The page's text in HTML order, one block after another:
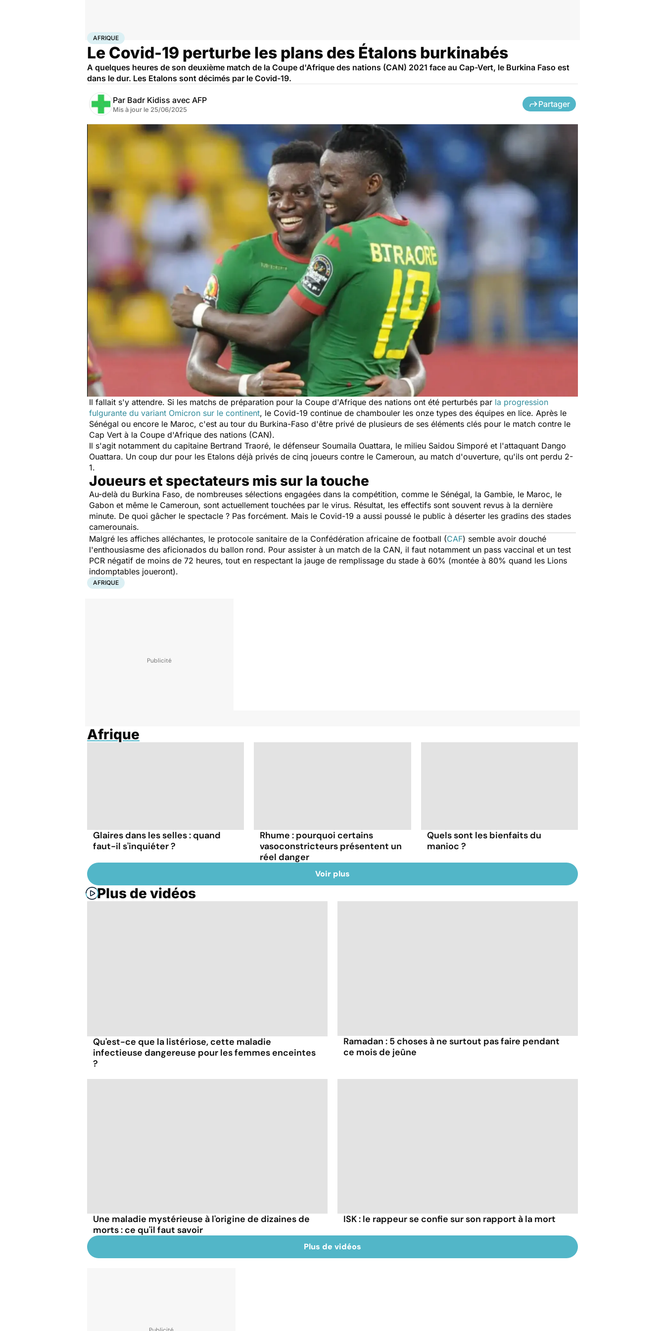
AccueilSantéSociété
AFRIQUE
Le Covid-19 perturbe les plans des Étalons burkinabés
A quelques heures de son deuxième match de la Coupe d'Afrique des nations (CAN) 2021 face au Cap-Vert, le Burkina Faso est
dans le dur. Les Etalons sont décimés par le Covid-19.
Par Badr Kidiss avec AFP
Mis à jour le 25/06/2025
Partager
Il fallait s'y attendre. Si les matchs de préparation pour la Coupe d'Afrique des nations ont été perturbés par la progression
fulgurante du variant Omicron sur le continent, le Covid-19 continue de chambouler les onze types des équipes en lice. Après le
Sénégal ou encore le Maroc, c'est au tour du Burkina-Faso d'être privé de plusieurs de ses éléments clés pour le match contre le
Cap Vert à la Coupe d'Afrique des nations (CAN).
Il s'agit notamment du capitaine Bertrand Traoré, le défenseur Soumaila Ouattara, le milieu Saidou Simporé et l'attaquant Dango
Ouattara. Un coup dur pour les Etalons déjà privés de cinq joueurs contre le Cameroun, au match d'ouverture, qu'ils ont perdu 2-
1.
Joueurs et spectateurs mis sur la touche
Au-delà du Burkina Faso, de nombreuses sélections engagées dans la compétition, comme le Sénégal, la Gambie, le Maroc, le
Gabon et même le Cameroun, sont actuellement touchées par le virus. Résultat, les effectifs sont souvent revus à la dernière
minute. De quoi gâcher le spectacle ? Pas forcément. Mais le Covid-19 a aussi poussé le public à déserter les gradins des stades
camerounais.
Malgré les affiches alléchantes, le protocole sanitaire de la Confédération africaine de football (CAF) semble avoir douché
l'enthousiasme des aficionados du ballon rond. Pour assister à un match de la CAN, il faut notamment un pass vaccinal et un test
PCR négatif de moins de 72 heures, tout en respectant la jauge de remplissage du stade à 60% (montée à 80% quand les Lions
indomptables joueront).
AFRIQUE
Afrique
Glaires dans les selles : quand
faut-il s'inquiéter ?
Rhume : pourquoi certains
vasoconstricteurs présentent un
réel danger
Quels sont les bienfaits du
manioc ?
Voir plus
Plus de vidéos
Qu'est-ce que la listériose, cette maladie
infectieuse dangereuse pour les femmes enceintes
?
Ramadan : 5 choses à ne surtout pas faire pendant
ce mois de jeûne
Une maladie mystérieuse à l'origine de dizaines de
morts : ce qu'il faut savoir
ISK : le rappeur se confie sur son rapport à la mort
Plus de vidéos